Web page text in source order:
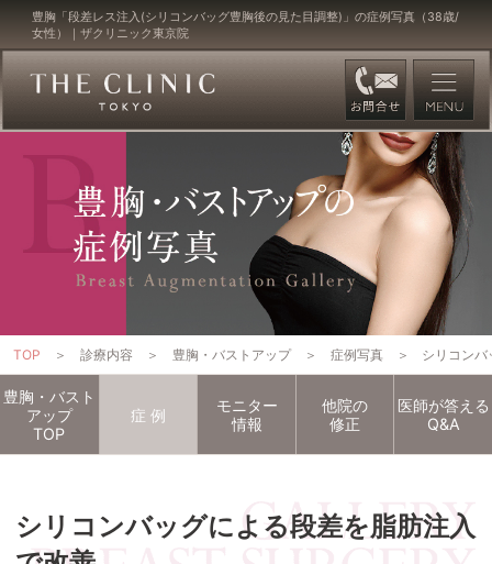
豊胸「段差レス注入(シリコンバッグ豊胸後の見た目調整)」の症例写真（38歳/
女性）｜ザクリニック東京院
TOP 診療内容 豊胸・バストアップ 症例写真 シリコン
豊胸・バスト
アップ
TOP
症 例
モニター
情報
他院の
修正
医師が答える
Q&A
シリコンバッグによる段差を脂肪注入